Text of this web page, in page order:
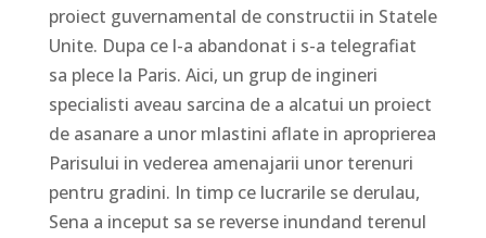
proiect guvernamental de constructii in Statele
Unite. Dupa ce l-a abandonat i s-a telegrafiat
sa plece la Paris. Aici, un grup de ingineri
specialisti aveau sarcina de a alcatui un proiect
de asanare a unor mlastini aflate in aproprierea
Parisului in vederea amenajarii unor terenuri
pentru gradini. In timp ce lucrarile se derulau,
Sena a inceput sa se reverse inundand terenul